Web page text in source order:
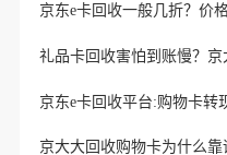
京东e卡回收一般几折？价
京东e卡回收平台:购物卡转